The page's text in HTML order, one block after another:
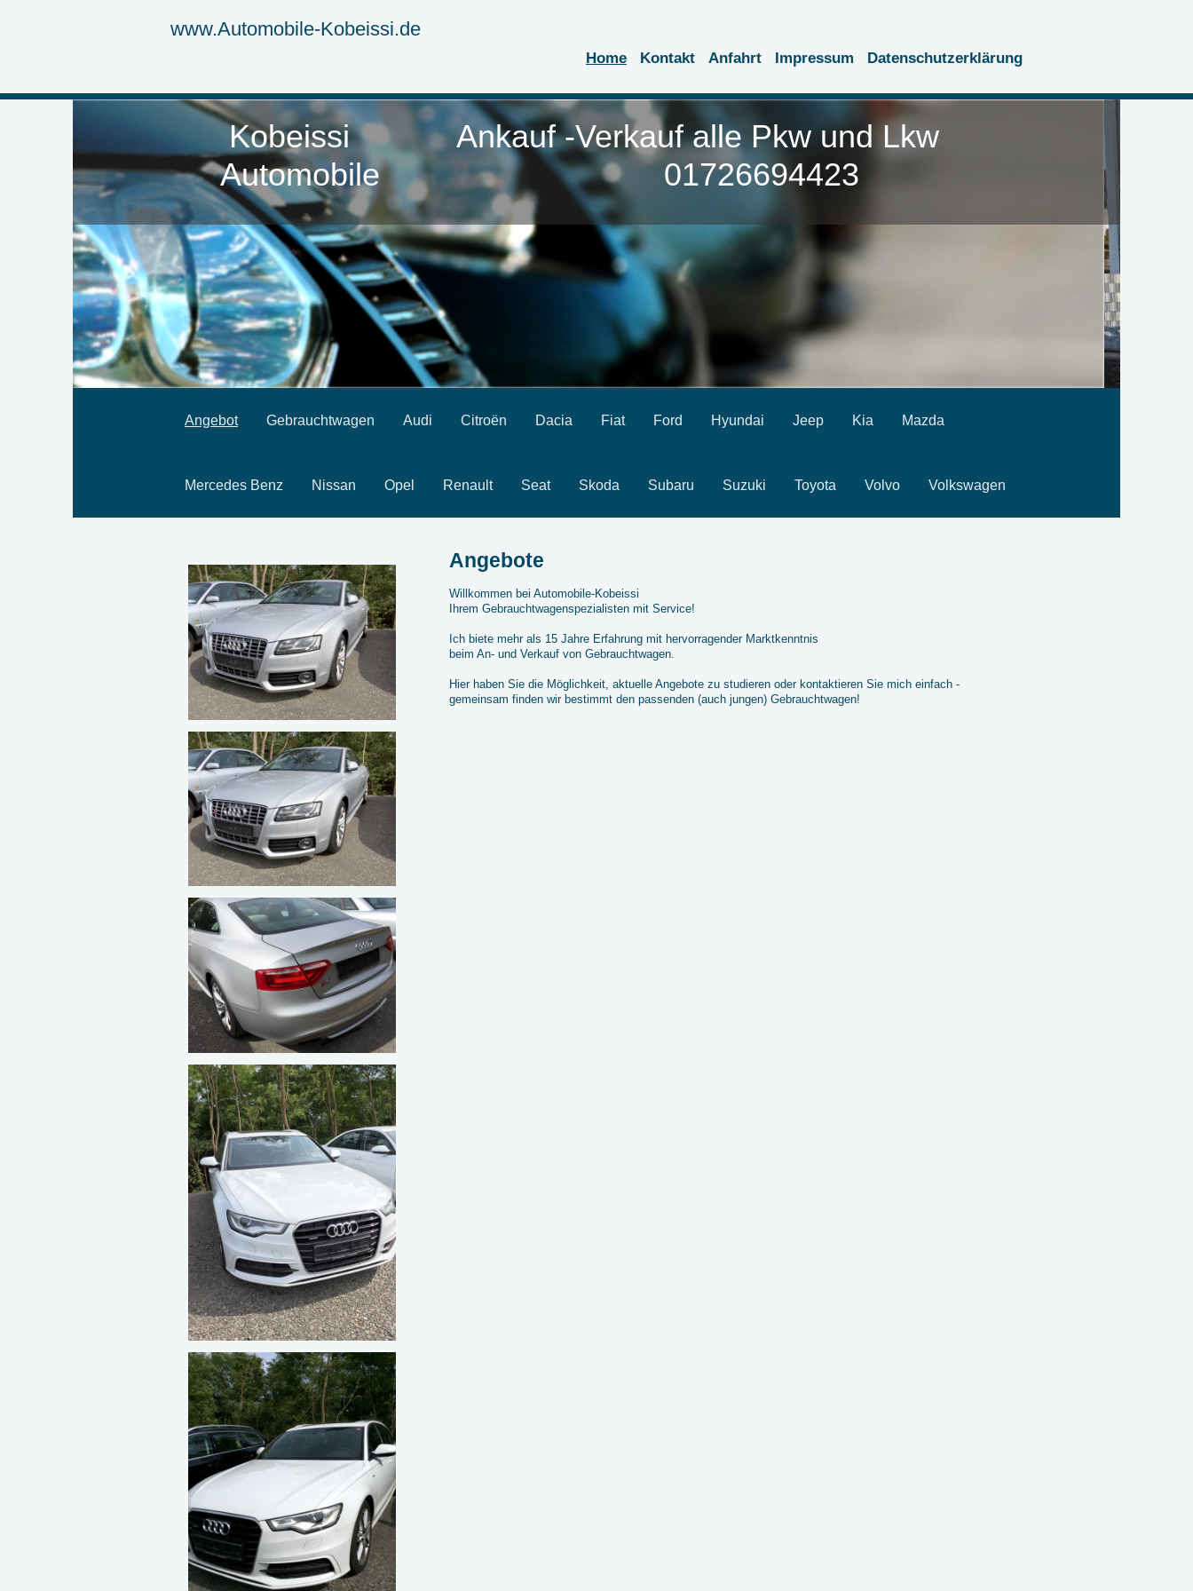
www.Automobile-Kobeissi.de
Home Kontakt Anfahrt Impressum Datenschutzerklärung
Kobeissi Ankauf -Verkauf alle Pkw und Lkw
Automobile 01726694423
Angebot Gebrauchtwagen Audi Citroën Dacia Fiat Ford Hyundai Jeep Kia Mazda
Mercedes Benz Nissan Opel Renault Seat Skoda Subaru Suzuki Toyota Volvo Volkswagen
Angebote
Willkommen bei Automobile-Kobeissi
Ihrem Gebrauchtwagenspezialisten mit Service!
Ich biete mehr als 15 Jahre Erfahrung mit hervorragender Marktkenntnis
beim An- und Verkauf von Gebrauchtwagen.
Hier haben Sie die Möglichkeit, aktuelle Angebote zu studieren oder kontaktieren Sie mich einfach -
gemeinsam finden wir bestimmt den passenden (auch jungen) Gebrauchtwagen!